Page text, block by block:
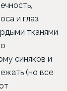
и глаз.
тканями
синяков и
(но все